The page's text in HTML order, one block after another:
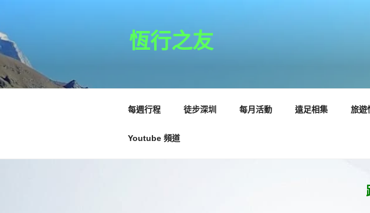
主
要
容
恆行之友
每週行程 徒步深圳 每月活動 遠足相集 旅遊
Youtube 頻道